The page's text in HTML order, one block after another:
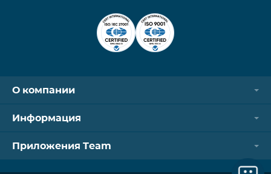
О компании
Информация
Приложения Team